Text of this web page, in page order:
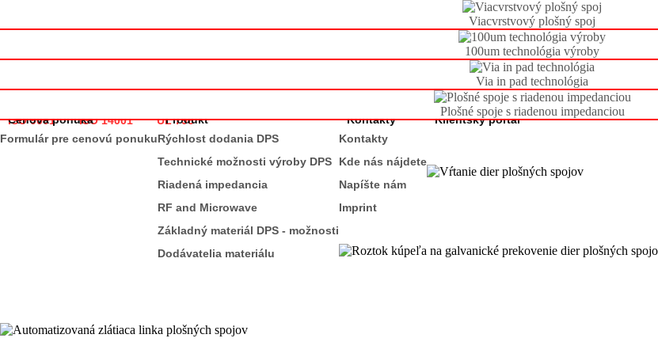
Výrobca dosiek s plošnými spojmi
ISO 9001 ISO 14001 UL 796 | |
Cenová ponuka
Formulár pre cenovú ponuku
|
Produkt
Rýchlost dodania DPS
Technické možnosti výroby DPS
Riadená impedancia
RF and Microwave
Základný materiál DPS - možnosti
Dodávatelia materiálu
|
Kontakty
Kontakty
Kde nás nájdete
Napíšte nám
Imprint
|
Klientský portál
Viacvrstvový plošný spoj
100um technológia výroby
Via in pad technológia
Plošné spoje s riadenou impedanciou